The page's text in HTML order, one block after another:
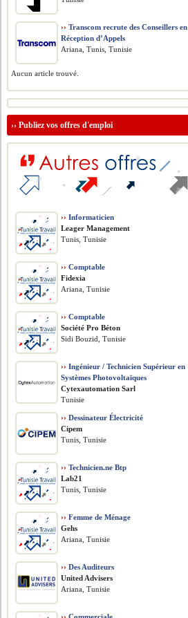
›› Transcom recrute des Conseillers en
Réception d’Appels
Ariana, Tunis, Tunisie
Aucun article trouvé.
››Publiez vos offres d'emploi
›› Informaticien
Leager Management
Tunis, Tunisie
›› Comptable
Fidexia
Ariana, Tunisie
›› Comptable
Société Pro Béton
Sidi Bouzid, Tunisie
›› Ingénieur / Technicien Supérieur en
Systèmes Photovoltaïques
Cytexautomation Sarl
Tunisie
›› Dessinateur Électricité
Cipem
Tunis, Tunisie
›› Technicien.ne Btp
Lab21
Tunis, Tunisie
›› Femme de Ménage
Gehs
Ariana, Tunisie
›› Des Auditeurs
United Advisers
Ariana, Tunisie